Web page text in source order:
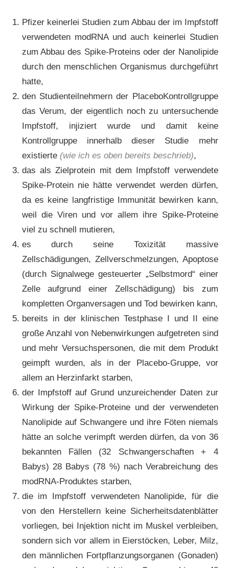
Pfizer keinerlei Studien zum Abbau der im Impfstoff
verwendeten modRNA und auch keinerlei Studien
zum Abbau des Spike-Proteins oder der Nanolipide
durch den menschlichen Organismus durchgeführt
hatte,
den Studienteilnehmern der PlaceboKontrollgruppe
das Verum, der eigentlich noch zu untersuchende
Impfstoff, injiziert wurde und damit keine
Kontrollgruppe innerhalb dieser Studie mehr
existierte (wie ich es oben bereits beschrieb),
das als Zielprotein mit dem Impfstoff verwendete
Spike-Protein nie hätte verwendet werden dürfen,
da es keine langfristige Immunität bewirken kann,
weil die Viren und vor allem ihre Spike-Proteine
viel zu schnell mutieren,
es durch seine Toxizität massive
Zellschädigungen, Zellverschmelzungen, Apoptose
(durch Signalwege gesteuerter „Selbstmord“ einer
Zelle aufgrund einer Zellschädigung) bis zum
kompletten Organversagen und Tod bewirken kann,
bereits in der klinischen Testphase I und II eine
große Anzahl von Nebenwirkungen aufgetreten sind
und mehr Versuchspersonen, die mit dem Produkt
geimpft wurden, als in der Placebo-Gruppe, vor
allem an Herzinfarkt starben,
der Impfstoff auf Grund unzureichender Daten zur
Wirkung der Spike-Proteine und der verwendeten
Nanolipide auf Schwangere und ihre Föten niemals
hätte an solche verimpft werden dürfen, da von 36
bekannten Fällen (32 Schwangerschaften + 4
Babys) 28 Babys (78 %) nach Verabreichung des
modRNA-Produktes starben,
die im Impfstoff verwendeten Nanolipide, für die
von den Herstellern keine Sicherheitsdatenblätter
vorliegen, bei Injektion nicht im Muskel verbleiben,
sondern sich vor allem in Eierstöcken, Leber, Milz,
den männlichen Fortpflanzungsorganen (Gonaden)